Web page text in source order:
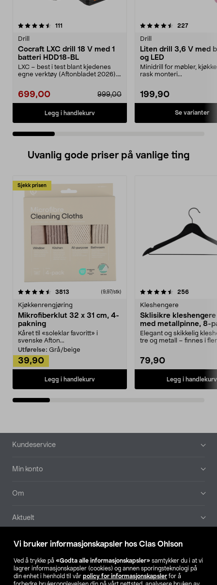
Vi bruker informasjonskapsler hos Clas Ohlson
Ved å trykke på «Godta alle informasjonskapsler» samtykker du i at vi
lagrer informasjonskapsler (cookies) og annen sporingsteknologi på
din enhet i henhold til vår policy for informasjonskapsler for å
111
Drill
Cocraft LXC drill 18 V med 1
batteri HDD18-BL
LXC – best i test blant kjedenes
egne verktøy (Aftonbladet 2026).
699,00 999,00
Legg i handlekurv
4.5 av 5 stjerner 227
Drill
Liten drill 3,6 V med
og LED
Minidrill for møbler,
rask monteri...
199,90
Se varianter
4.5 av 5 stjerner
Uvanlig gode priser på vanlige ting
Sjekk prisen
3813 anmeldelser(9,97/stk)
Kjøkkenrengjøring
Mikrofiberklut 32 x 31 cm, 4-
pakning
Kåret til «soleklar favoritt» i
svenske Afton...
Utførelse: Grå/beige
39,90
Legg i handlekurv
4.5av 5 stjerner 256
Kleshengere
Sklisikre
med metallpinne, 8-
Elegant og skikkelig
tre og metall – finnes i
79,90
Legg i handlekurv
4.5av 5 stjerner
Bunntekst
Kundeservice
Min konto
Om
Aktuelt
Våre selskaper
Finn din butikk